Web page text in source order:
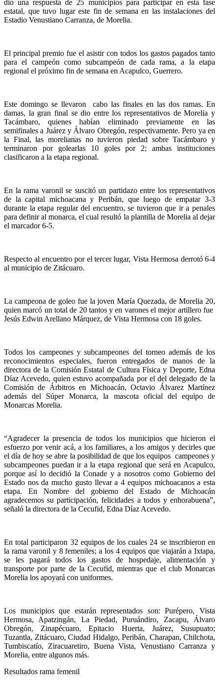
dio una respuesta de 25 municipios para participar en esta fase
estatal, que tuvo lugar este fin de semana en las instalaciones del
Estadio Venustiano Carranza, de Morelia.
El principal premio fue el asistir con todos los gastos pagados tanto
para el campeón como subcampeón de cada rama, a la etapa
regional el próximo fin de semana en Acapulco, Guerrero.
Este domingo se llevaron cabo las finales en las dos ramas. En
damas, la gran final se dio entre los representativos de Morelia y
Tacámbaro, quienes habían eliminado previamente en las
semifinales a Juárez y Álvaro Obregón, respectivamente. Pero ya en
la Final, las morelianas no tuvieron piedad sobre Tacámbaro y
terminaron por golearlas 10 goles por 2; ambas instituciones
clasificaron a la etapa regional.
En la rama varonil se suscitó un partidazo entre los representativos
de la capital michoacana y Peribán, que luego de empatar 3-3
durante la etapa regular del encuentro, se tuvieron que ir a penales
para definir al monarca, el cual resultó la plantilla de Morelia al dejar
el marcador 6-5.
Respecto al encuentro por el tercer lugar, Vista Hermosa derrotó 6-4
al municipio de Zitácuaro.
La campeona de goleo fue la joven María Quezada, de Morelia 20,
quien marcó un total de 20 tantos y en varones el mejor artillero fue
Jesús Edwin Arellano Márquez, de Vista Hermosa con 18 goles.
Todos los campeones y subcampeones del torneo además de los
reconocimientos especiales, fueron entregados de manos de la
directora de la Comisión Estatal de Cultura Física y Deporte, Edna
Díaz Acevedo, quien estuvo acompañada por el del delegado de la
Comisión de Árbitros en Michoacán, Octavio Álvarez Martínez
además del Súper Monarca, la mascota oficial del equipo de
Monarcas Morelia.
“Agradecer la presencia de todos los municipios que hicieron el
esfuerzo por venir acá, a los familiares, a los amigos y decirles que
el día de hoy se abre la posibilidad de que los equipos campeones y
subcampeones puedan ir a la etapa regional que será en Acapulco,
porque así lo decidió la Conade y a nosotros como Gobierno del
Estado nos da mucho gusto llevar a 4 equipos michoacanos a esta
etapa. En Nombre del gobierno del Estado de Michoacán
agradecemos su participación, felicidades a todos y enhorabuena”,
señaló la directora de la Cecufid, Edna Díaz Acevedo.
En total participaron 32 equipos de los cuales 24 se inscribieron en
la rama varonil y 8 femeniles; a los 4 equipos que viajarán a Ixtapa,
se les pagará todos los gastos de hospedaje, alimentación y
transporte por parte de la Cecufid, mientras que el club Monarcas
Morelia los apoyará con uniformes.
Los municipios que estarán representados son: Purépero, Vista
Hermosa, Apatzingán, La Piedad, Puruándiro, Zacapu, Álvaro
Obregón, Zinapécuaro, Epitacio Huerta, Juárez, Susupuato;
Tuzantla, Zitácuaro, Ciudad Hidalgo, Peribán, Charapan, Chilchota,
Tumbiscatío, Ziracuaretiro, Buena Vista, Venustiano Carranza y
Morelia, entre algunos más.
Resultados rama femenil